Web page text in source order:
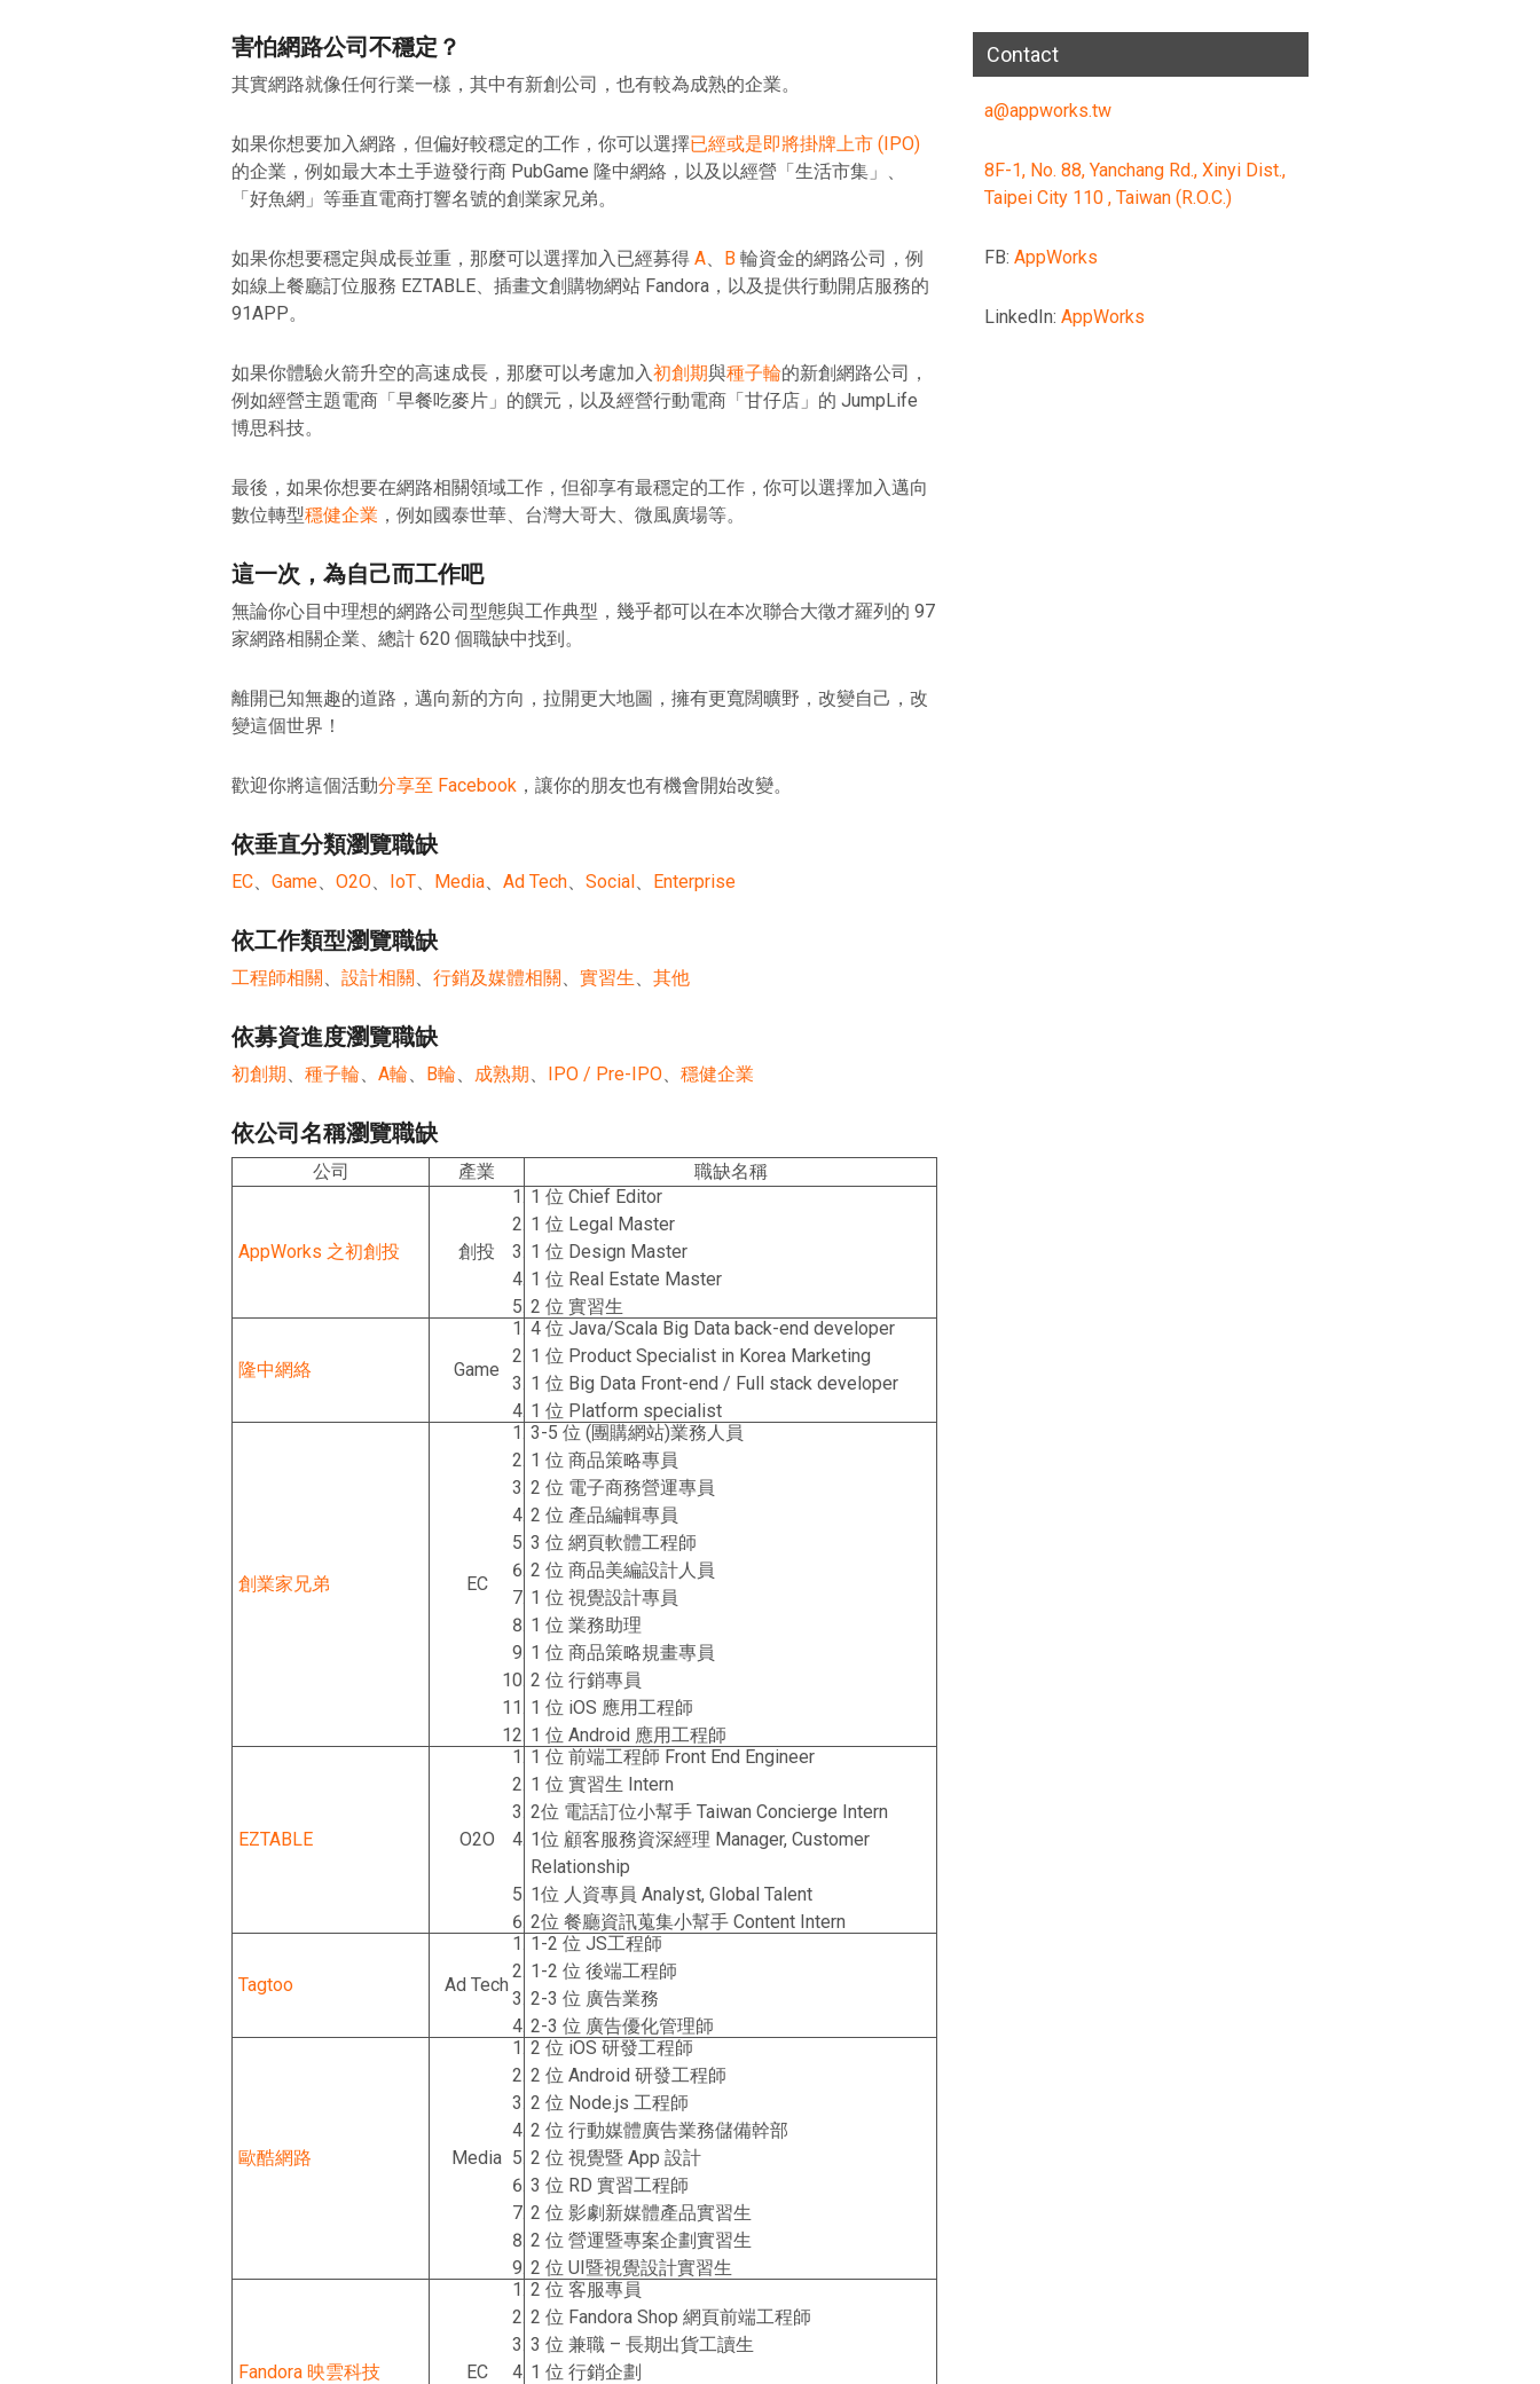
害怕網路公司不穩定？
其實網路就像任何行業一樣，其中有新創公司，也有較為成熟的企業。
如果你想要加入網路，但偏好較穩定的工作，你可以選擇已經或是即將掛牌上市 (IPO)
的企業，例如最大本土手遊發行商 PubGame 隆中網絡，以及以經營「生活市集」、
「好魚網」等垂直電商打響名號的創業家兄弟。
如果你想要穩定與成長並重，那麼可以選擇加入已經募得 A、 B 輪資金的網路公司，例
如線上餐廳訂位服務 EZTABLE、插畫文創購物網站 Fandora，以及提供行動開店服務的
91APP。
如果你體驗火箭升空的高速成長，那麼可以考慮加入初創期與種子輪的新創網路公司，
例如經營主題電商「早餐吃麥片」的饌元，以及經營行動電商「甘仔店」的 JumpLife
博思科技。
最後，如果你想要在網路相關領域工作，但卻享有最穩定的工作，你可以選擇加入邁向
數位轉型穩健企業 ，例如國泰世華、台灣大哥大、微風廣場等。
這一次，為自己而工作吧
無論你心目中理想的網路公司型態與工作典型，幾乎都可以在本次聯合大徵才羅列的 97
家網路相關企業、總計 620 個職缺中找到。
離開已知無趣的道路，邁向新的方向，拉開更大地圖，擁有更寬闊曠野，改變自己，改
變這個世界！
歡迎你將這個活動分享至 Facebook ，讓你的朋友也有機會開始改變。
依垂直分類瀏覽職缺
EC、 Game、 O2O、 IoT、 Media、 Ad Tech、 Social、 Enterprise
依工作類型瀏覽職缺
工程師相關、 設計相關、 行銷及媒體相關、 實習生、 其他
依募資進度瀏覽職缺
初創期、 種子輪、 A輪、 B輪、 成熟期、 IPO / Pre-IPO、 穩健企業
依公司名稱瀏覽職缺
公司 產業 職缺名稱
AppWorks 之初創投 創投
1 位 Chief Editor
1 位 Legal Master
1 位 Design Master
1 位 Real Estate Master
2 位 實習生
隆中網絡 Game
4 位 Java/Scala Big Data back-end developer
1 位 Product Specialist in Korea Marketing
1 位 Big Data Front-end / Full stack developer
1 位 Platform specialist
創業家兄弟 EC
3-5 位 (團購網站)業務人員
1 位 商品策略專員
2 位 電子商務營運專員
2 位 產品編輯專員
3 位 網頁軟體工程師
2 位 商品美編設計人員
1 位 視覺設計專員
1 位 業務助理
1 位 商品策略規畫專員
2 位 行銷專員
1 位 iOS 應用工程師
1 位 Android 應用工程師
EZTABLE O2O
1 位 前端工程師 Front End Engineer
1 位 實習生 Intern
2位 電話訂位小幫手 Taiwan Concierge Intern
1位 顧客服務資深經理 Manager, Customer
Relationship
1位 人資專員 Analyst, Global Talent
2位 餐廳資訊蒐集小幫手 Content Intern
Tagtoo Ad Tech
1-2 位 JS工程師
1-2 位 後端工程師
2-3 位 廣告業務
2-3 位 廣告優化管理師
歐酷網路 Media
2 位 iOS 研發工程師
2 位 Android 研發工程師
2 位 Node.js 工程師
2 位 行動媒體廣告業務儲備幹部
2 位 視覺暨 App 設計
3 位 RD 實習工程師
2 位 影劇新媒體產品實習生
2 位 營運暨專案企劃實習生
2 位 UI暨視覺設計實習生
Fandora 映雲科技 EC
2 位 客服專員
2 位 Fandora Shop 網頁前端工程師
3 位 兼職 – 長期出貨工讀生
1 位 行銷企劃
Contact
a@appworks.tw
8F-1, No. 88, Yanchang Rd., Xinyi Dist.,
Taipei City 110 , Taiwan (R.O.C.)
FB: AppWorks
LinkedIn: AppWorks